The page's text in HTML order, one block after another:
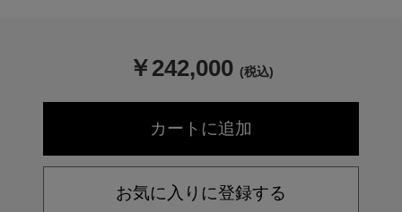
￥242,000 (税込)
お気に入りに登録する